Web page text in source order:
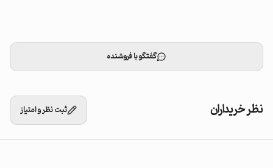
گفتگو با فروشنده
نظر خریداران ثبت نظر و امتیاز